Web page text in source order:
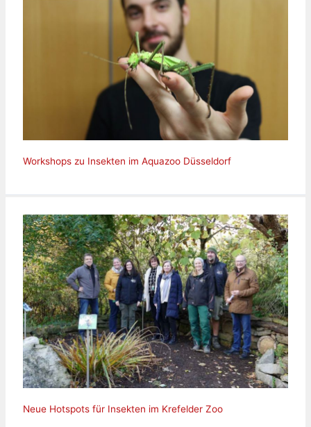
Workshops zu Insekten im Aquazoo Düsseldorf
Neue Hotspots für Insekten im Krefelder Zoo